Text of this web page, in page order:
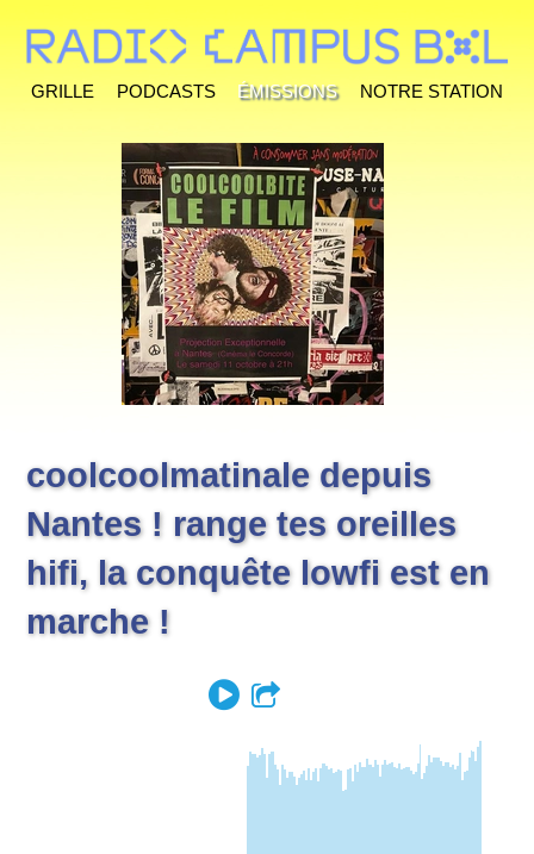
Grille Podcasts Émissions Notre station
coolcoolmatinale depuis
Nantes ! range tes oreilles
hifi, la conquête lowfi est en
marche !
Play